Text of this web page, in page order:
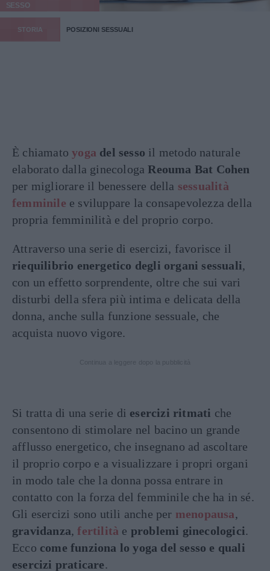
SESSO
STORIA POSIZIONI SESSUALI
È chiamatoyoga del sesso il metodo naturale
elaborato dalla ginecologaReouma Bat Cohen
per migliorare il benessere della sessualità
femminile e sviluppare la consapevolezza della
propria femminilità e del proprio corpo.
Attraverso una serie di esercizi, favorisce il
riequilibrio energetico degli organi sessuali,
con un effetto sorprendente, oltre che sui vari
disturbi della sfera più intima e delicata della
donna, anche sulla funzione sessuale, che
acquista nuovo vigore.
Si tratta di una serie di esercizi ritmati che
consentono di stimolare nel bacino un grande
afflusso energetico, che insegnano ad ascoltare
il proprio corpo e a visualizzare i propri organi
in modo tale che la donna possa entrare in
contatto con la forza del femminile che ha in sé.
Gli esercizi sono utili anche per menopausa,
gravidanza,fertilità e problemi ginecologici.
Ecco come funziona lo yoga del sesso e quali
esercizi praticare.